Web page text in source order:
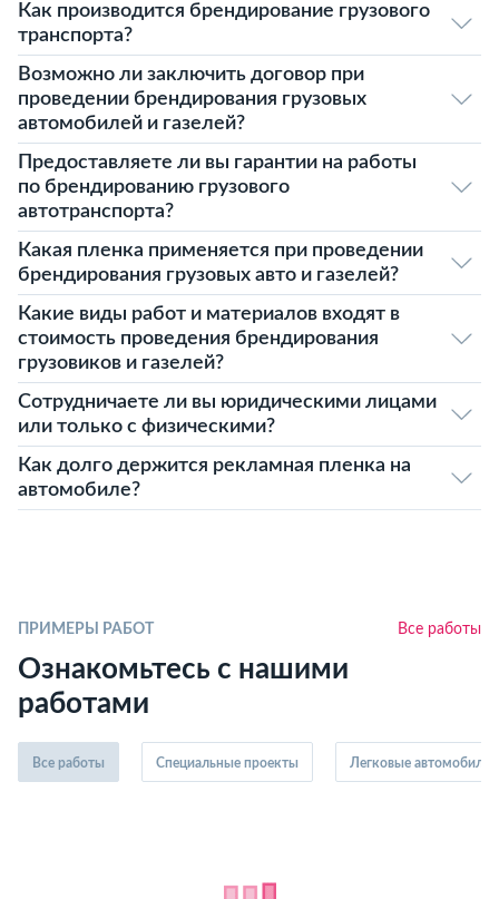
Как производится брендирование грузового
транспорта?
Возможно ли заключить договор при
проведении брендирования грузовых
автомобилей и газелей?
Предоставляете ли вы гарантии на работы
по брендированию грузового
автотранспорта?
Какая пленка применяется при проведении
брендирования грузовых авто и газелей?
Какие виды работ и материалов входят в
стоимость проведения брендирования
грузовиков и газелей?
Сотрудничаете ли вы юридическими лицами
или только с физическими?
Как долго держится рекламная пленка на
автомобиле?
ПРИМЕРЫ РАБОТ Все работы
Ознакомьтесь с нашими
работами
Все работы Специальные проекты Легковые автомобили